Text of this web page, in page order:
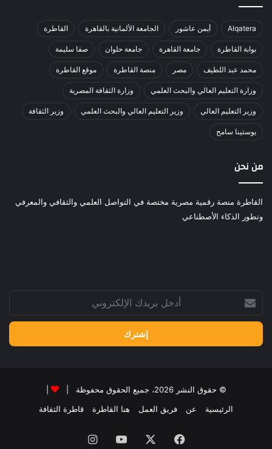
Alqatera أيمن عاشور الجامعة الألمانية بالقاهرة القاطرة
بوابة القاطرة جامعة القاهرة جامعة حلوان صفا سليمة
محمد عبد اللطيف مصر منصة القاطرة موقع القاطرة
وزارة التعليم العالي والبحث العلمي وزارة الثقافة المصرية
وزير التعليم العالي وزير التعليم العالي والبحث العلمي وزير الثقافة
يوستينا سامح
من نحن
القاطرة منصة رقمية مصرية مختصة في التواصل العلمي والثقافي والمعرفي
وتطور الذكاء الأصطناعي
بريدك
الإلكتروني
© حقوق النشر 2026، جميع الحقوق محفوظة |
الرئيسية
عن فريق العمل هنا القاطرة قاطرة الثقافة
فيسبوك ‫YouTubeانستقرام